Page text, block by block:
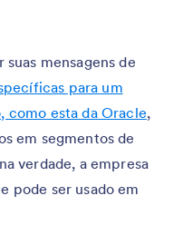
mensagens de
para um
como esta da Oracle,
em segmentos de
verdade, a empresa
pode ser usado em